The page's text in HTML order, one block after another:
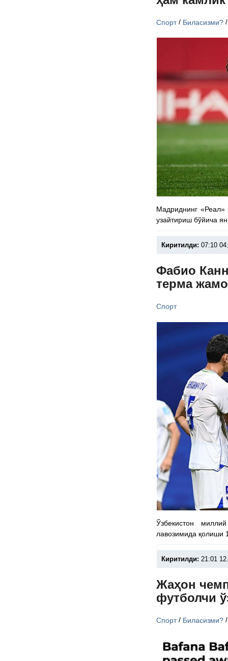
Спорт/ Биласизми?
Мадриднинг «Реал»
узайтириш бўйича
Киритилди: 07:10
Фабио
терма
Спорт
Ўзбекистон
лавозимида қолиши
Киритилди: 21:01
Жаҳон
футболчи
Спорт/ Биласизми?